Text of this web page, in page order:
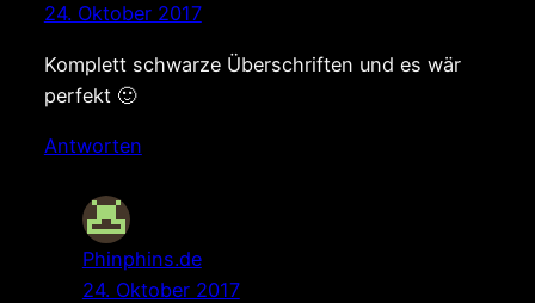
24. Oktober 2017
Komplett schwarze Überschriften und es wär
perfekt 🙂
Antworten
Phinphins.de
24. Oktober 2017